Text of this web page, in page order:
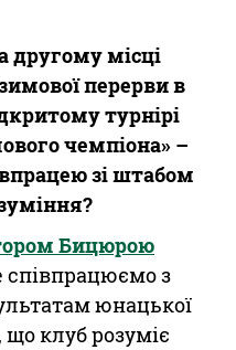
другому місці
перерви в
турнірі
чемпіона» –
зі штабом
Бицюрою
співпрацюємо з
юнацької
що клуб розуміє